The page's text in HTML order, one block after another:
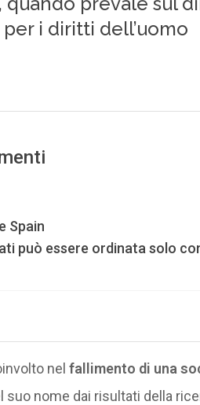
Spain
può essere ordinata solo
nel fallimento di una
suo nome dai risultati della